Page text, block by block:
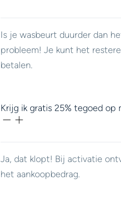
Is je wasbeurt duurder dan
probleem! Je kunt het
betalen.
Krijg ik gratis 25% tegoed op
Ja, dat klopt! Bij activatie
het aankoopbedrag.